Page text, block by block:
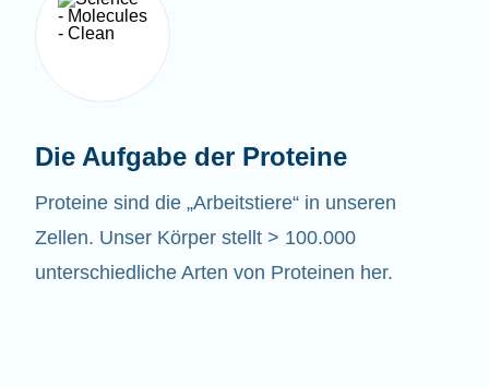
Die Aufgabe der Proteine
Proteine sind die „Arbeitstiere“ in unseren
Zellen. Unser Körper stellt > 100.000
unterschiedliche Arten von Proteinen her.